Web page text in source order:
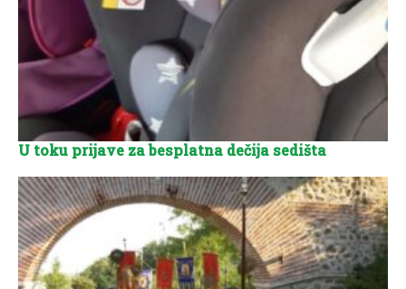
U toku prijave za besplatna dečija sedišta